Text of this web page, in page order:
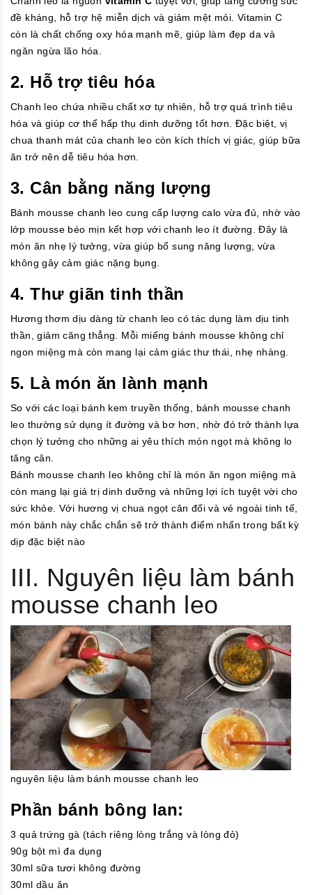
đề kháng, hỗ trợ hệ miễn dịch và giảm mệt mỏi. Vitamin C
còn là chất chống oxy hóa mạnh mẽ, giúp làm đẹp da và
ngăn ngừa lão hóa.
2. Hỗ trợ tiêu hóa
Chanh leo chứa nhiều chất xơ tự nhiên, hỗ trợ quá trình tiêu
hóa và giúp cơ thể hấp thụ dinh dưỡng tốt hơn. Đặc biệt, vị
chua thanh mát của chanh leo còn kích thích vị giác, giúp bữa
ăn trở nên dễ tiêu hóa hơn.
3. Cân bằng năng lượng
Bánh mousse chanh leo cung cấp lượng calo vừa đủ, nhờ vào
lớp mousse béo mịn kết hợp với chanh leo ít đường. Đây là
món ăn nhẹ lý tưởng, vừa giúp bổ sung năng lượng, vừa
không gây cảm giác nặng bụng.
4. Thư giãn tinh thần
Hương thơm dịu dàng từ chanh leo có tác dụng làm dịu tinh
thần, giảm căng thẳng. Mỗi miếng bánh mousse không chỉ
ngon miệng mà còn mang lại cảm giác thư thái, nhẹ nhàng.
5. Là món ăn lành mạnh
So với các loại bánh kem truyền thống, bánh mousse chanh
leo thường sử dụng ít đường và bơ hơn, nhờ đó trở thành lựa
chọn lý tưởng cho những ai yêu thích món ngọt mà không lo
tăng cân.
Bánh mousse chanh leo không chỉ là món ăn ngon miệng mà
còn mang lại giá trị dinh dưỡng và những lợi ích tuyệt vời cho
sức khỏe. Với hương vị chua ngọt cân đối và vẻ ngoài tinh tế,
món bánh này chắc chắn sẽ trở thành điểm nhấn trong bất kỳ
dịp đặc biệt nào
III. Nguyên liệu làm bánh
mousse chanh leo
nguyên liệu làm bánh mousse chanh leo
Phần bánh bông lan:
3 quả trứng gà (tách riêng lòng trắng và lòng đỏ)
90g bột mì đa dụng
30ml sữa tươi không đường
30ml dầu ăn